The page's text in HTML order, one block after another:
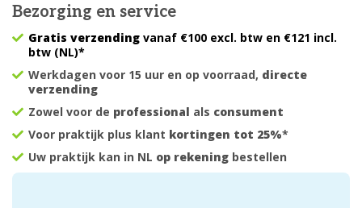
Bezorging en service
Gratis verzending vanaf €100 excl. btw en €121 incl.
btw (NL)*
Werkdagen voor 15 uur en op voorraad, directe
verzending
Zowel voor de professional als consument
Voor praktijk plus klant kortingen tot 25%*
Uw praktijk kan in NL op rekening bestellen